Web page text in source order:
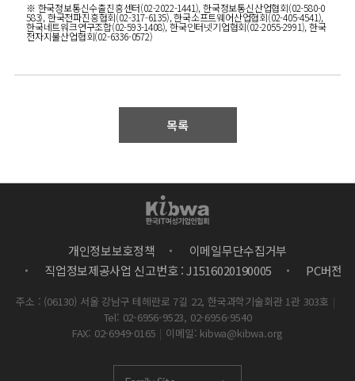
※ 한국정보통신수출진흥센터(02-2022-1441), 한국정보통신산업협회(02-580-0
583), 한국전파진흥협회(02-317-6135), 한국소프트웨어산업협회(02-405-4541),
한국네트워크연구조합(02-593-1408), 한국인터넷기업협회(02-2055-2991), 한국
전자지불산업협회(02-6336-0572)
목록
개인정보보호정책
이메일무단수집거부
직업정보제공사업 신고번호 : J1516020190005
PC버전
주소 : (06130) 서울 강남구 테헤란로 7길 22, 한국과학기술회관 1관 303호 |
Tel: 02-6956-9523, 02-6956-9540
FAX: 02-6949-0165 | 이메일: kibwa@kibwa.org